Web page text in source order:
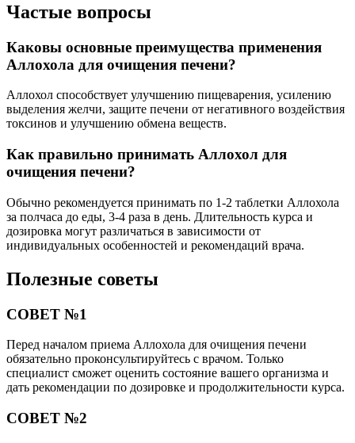
Частые вопросы
Каковы основные преимущества применения
Аллохола для очищения печени?
Аллохол способствует улучшению пищеварения, усилению
выделения желчи, защите печени от негативного воздействия
токсинов и улучшению обмена веществ.
Как правильно принимать Аллохол для
очищения печени?
Обычно рекомендуется принимать по 1-2 таблетки Аллохола
за полчаса до еды, 3-4 раза в день. Длительность курса и
дозировка могут различаться в зависимости от
индивидуальных особенностей и рекомендаций врача.
Полезные советы
СОВЕТ №1
Перед началом приема Аллохола для очищения печени
обязательно проконсультируйтесь с врачом. Только
специалист сможет оценить состояние вашего организма и
дать рекомендации по дозировке и продолжительности курса.
СОВЕТ №2